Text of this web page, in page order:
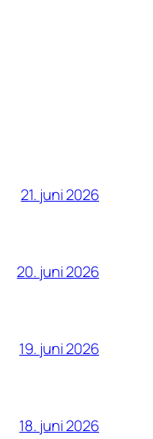
21. juni 2026
20. juni 2026
19. juni 2026
18. juni 2026